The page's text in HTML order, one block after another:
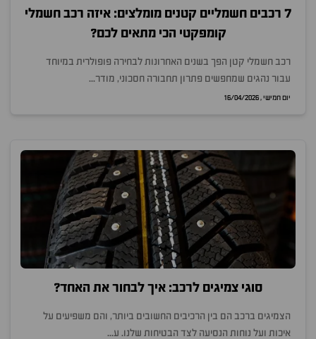
7 רכבים חשמליים קטנים מומלצים: איזה רכב חשמלי
קומפקטי הכי מתאים לכם?
רכב חשמלי קטן הפך בשנים האחרונות לבחירה פופולרית במיוחד
עבור נהגים שמחפשים פתרון תחבורה חסכוני, מודר...
יום חמישי , 16/04/2026
סוגי צמיגים לרכב: איך לבחור את האחד?
הצמיגים ברכב הם בין הרכיבים החשובים ביותר, והם משפיעים על
איכות ועל נוחות הנסיעה לצד הבטיחות שלנו. ע...